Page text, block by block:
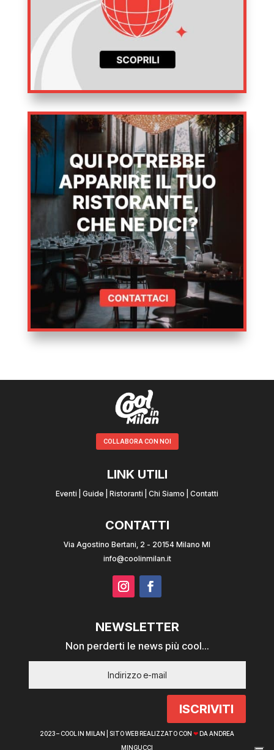
COLLABORA CON NOI
LINK UTILI
Eventi Guide Ristoranti Chi Siamo Contatti
CONTATTI
Via Agostino Bertani, 2 - 20154 Milano MI
info@coolinmilan.it
NEWSLETTER
Non perderti le news più cool...
ISCRIVITI
2023 – COOL IN MILAN | SITO WEB REALIZZATO CON ❤ DA ANDREA
MINGUCCI